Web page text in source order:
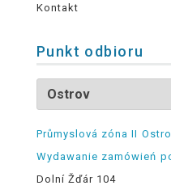
Kontakt
Punkt odbioru
Průmyslová zóna II
Wydawanie zamówień
Dolní Žďár 104